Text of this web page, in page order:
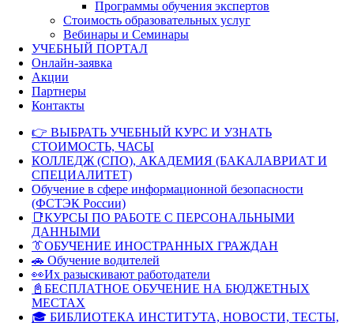
Программы обучения экспертов
Стоимость образовательных услуг
Вебинары и Семинары
УЧЕБНЫЙ ПОРТАЛ
Онлайн-заявка
Акции
Партнеры
Контакты
👉 ВЫБРАТЬ УЧЕБНЫЙ КУРС И УЗНАТЬ
СТОИМОСТЬ, ЧАСЫ
КОЛЛЕДЖ (СПО), АКАДЕМИЯ (БАКАЛАВРИАТ И
СПЕЦИАЛИТЕТ)
Обучение в сфере информационной безопасности
(ФСТЭК России)
📑КУРСЫ ПО РАБОТЕ С ПЕРСОНАЛЬНЫМИ
ДАННЫМИ
👔ОБУЧЕНИЕ ИНОСТРАННЫХ ГРАЖДАН
🚗 Обучение водителей
👀Их разыскивают работодатели
📓БЕСПЛАТНОЕ ОБУЧЕНИЕ НА БЮДЖЕТНЫХ
МЕСТАХ
🎓 БИБЛИОТЕКА ИНСТИТУТА, НОВОСТИ, ТЕСТЫ,